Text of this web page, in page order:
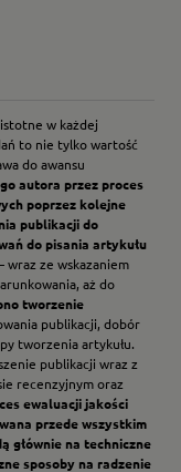
w każdej
to nie tylko wartość
do awansu
autora przez proces
poprzez kolejne
publikacji do
do pisania artykułu
wraz ze wskazaniem
aż do
tworzenie
publikacji, dobór
tworzenia artykułu.
publikacji wraz z
recenzyjnym oraz
ewaluacji jakości
przede wszystkim
głównie na techniczne
sposoby na radzenie